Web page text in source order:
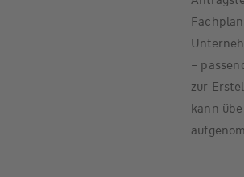
–
zur
kann